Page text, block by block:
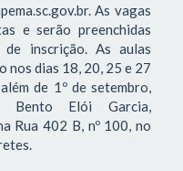
As vagas
e serão preenchidas
inscrição. As aulas
nos dias 18, 20, 25 e 27
de 1º de setembro,
Bento Elói Garcia,
Rua 402 B, nº 100, no